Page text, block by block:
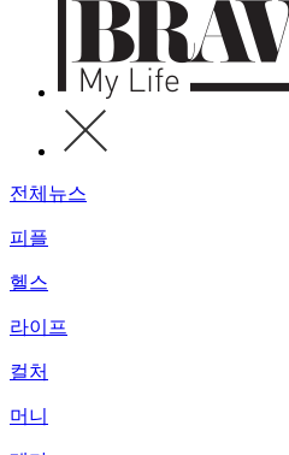
전체뉴스
피플
헬스
라이프
컬처
머니